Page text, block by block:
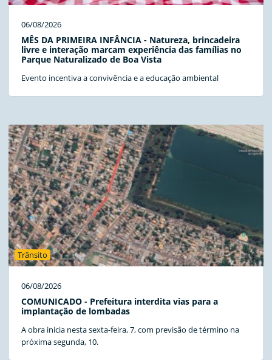
06/08/2026
MÊS DA PRIMEIRA INFÂNCIA - Natureza, brincadeira
livre e interação marcam experiência das famílias no
Parque Naturalizado de Boa Vista
Evento incentiva a convivência e a educação ambiental
Trânsito
06/08/2026
COMUNICADO - Prefeitura interdita vias para a
implantação de lombadas
A obra inicia nesta sexta-feira, 7, com previsão de término na
próxima segunda, 10.